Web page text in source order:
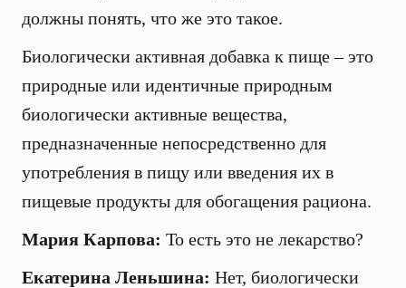
должны понять, что же это такое.
Биологически активная добавка к пище – это
природные или идентичные природным
биологически активные вещества,
предназначенные непосредственно для
употребления в пищу или введения их в
пищевые продукты для обогащения рациона.
Мария Карпова: То есть это не лекарство?
Екатерина Леньшина: Нет, биологически